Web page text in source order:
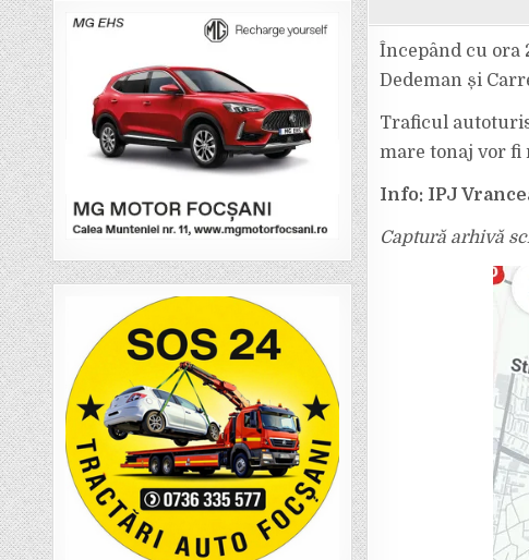
Începând cu
Dedeman și
Traficul
mare tonaj vor fi
Info: IPJ
Captură arhivă